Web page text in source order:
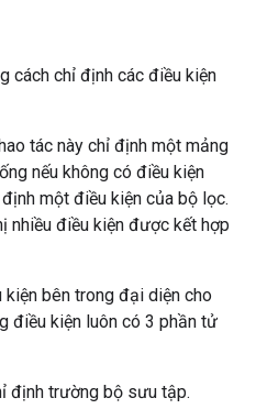
cách chỉ định các điều kiện
tác này chỉ định một mảng
nếu không có điều kiện
một điều kiện của bộ lọc.
nhiều điều kiện được kết hợp
bên trong đại diện cho
điều kiện luôn có 3 phần tử
định trường bộ sưu tập.